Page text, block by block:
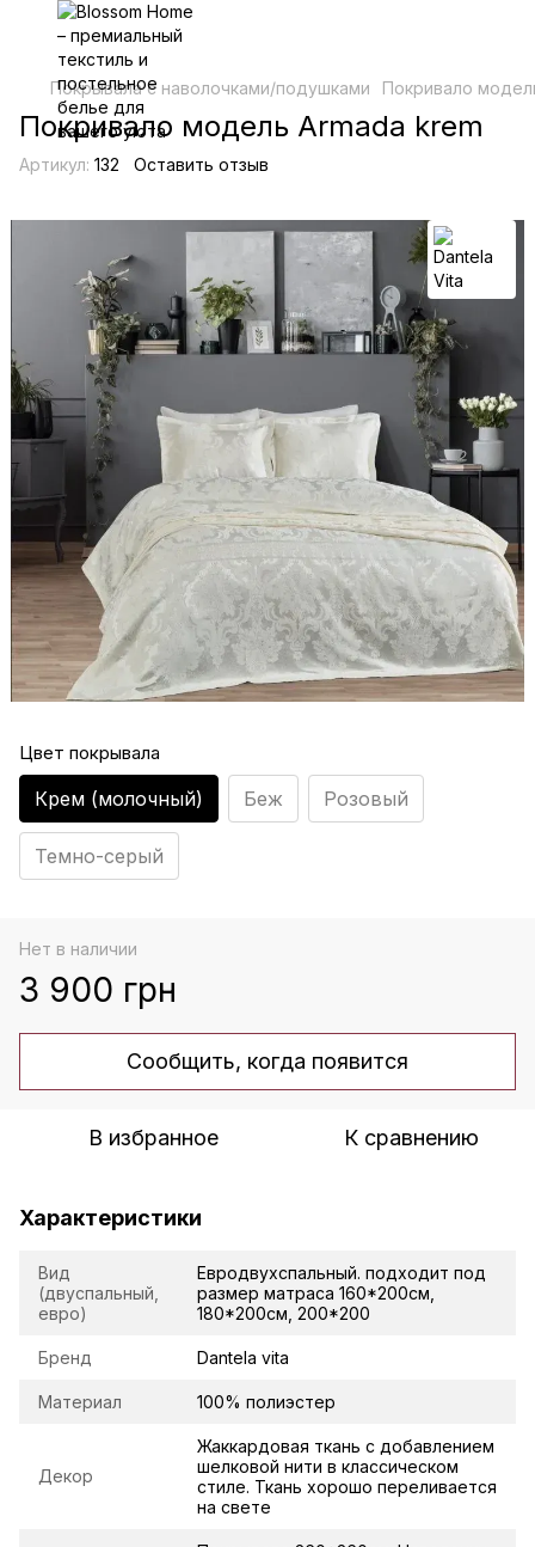
Покрывала с наволочками/подушками Покривало
Покривало модель Armada krem
Артикул: 132 Оставить отзыв
Цвет покрывала
Крем (молочный) Беж Розовый
Темно-серый
Нет в наличии
3 900 грн
Сообщить, когда появится
В избранное К сравнению
Характеристики
Вид
(двуспальный,
евро)
Евродвухспальный. подходит под
размер матраса 160*200см,
180*200см, 200*200
Бренд Dantela vita
Материал 100% полиэстер
Декор
Жаккардовая ткань с добавлением
шелковой нити в классическом
стиле. Ткань хорошо переливается
на свете